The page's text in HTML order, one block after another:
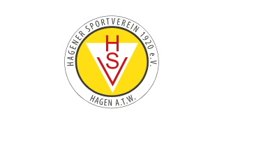
Zum Hauptinhalt springen